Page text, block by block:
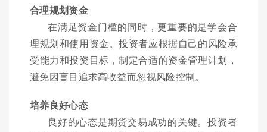
合理规划资金
在满足资金门槛的同时，更重要的是学会合
理规划和使用资金。投资者应根据自己的风险承
受能力和投资目标，制定合适的资金管理计划，
避免因盲目追求高收益而忽视风险控制。
培养良好心态
良好的心态是期货交易成功的关键。投资者